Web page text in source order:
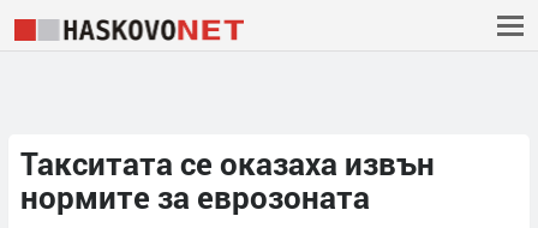
Такситата се оказаха извън
нормите за еврозоната